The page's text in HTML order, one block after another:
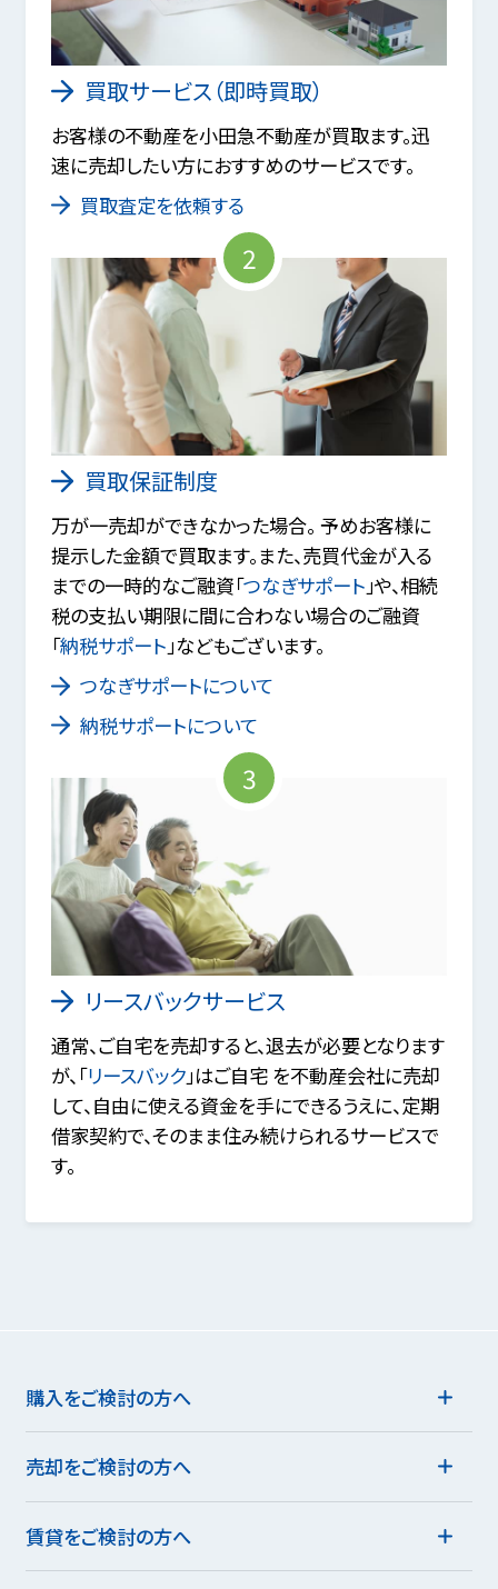
買取サービス（即時買取）
お客様の不動産を小田急不動産が買取ます。迅
速に売却したい方におすすめのサービスです。
買取査定を依頼する
2
買取保証制度
万が一売却ができなかった場合。 予めお客様に
提示した金額で買取ます。また、売買代金が入る
までの一時的なご融資「つなぎサポート」や、相続
税の支払い期限に間に合わない場合のご融資
「納税サポート」などもございます。
つなぎサポートについて
納税サポートについて
3
リースバックサービス
通常、ご自宅を売却すると、退去が必要となります
が、「リースバック」はご自宅 を不動産会社に売却
して、自由に使える資金を手にできるうえに、定期
借家契約で、そのまま住み続けられるサービスで
す。
購入をご検討の方へ
売却をご検討の方へ
賃貸をご検討の方へ